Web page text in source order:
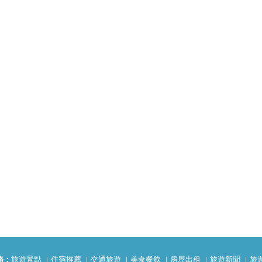
旅遊景點 住宿推薦 交通旅遊 美食餐飲 房屋出租 旅遊新聞 旅